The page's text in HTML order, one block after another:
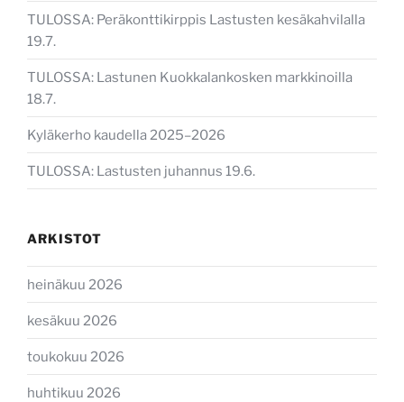
TULOSSA: Peräkonttikirppis Lastusten kesäkahvilalla
19.7.
TULOSSA: Lastunen Kuokkalankosken markkinoilla
18.7.
Kyläkerho kaudella 2025–2026
TULOSSA: Lastusten juhannus 19.6.
ARKISTOT
heinäkuu 2026
kesäkuu 2026
toukokuu 2026
huhtikuu 2026